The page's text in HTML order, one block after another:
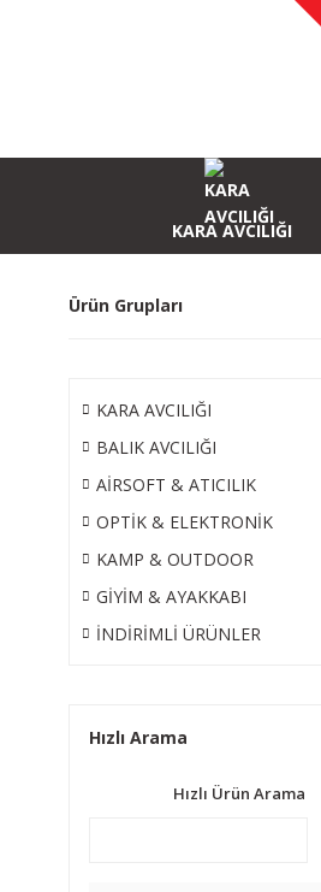
KARA AVCILIĞI
Ürün Grupları
KARA AVCILIĞI
BALIK AVCILIĞI
AİRSOFT & ATICILIK
OPTİK & ELEKTRONİK
KAMP & OUTDOOR
GİYİM & AYAKKABI
İNDİRİMLİ ÜRÜNLER
Hızlı Arama
Hızlı Ürün Arama